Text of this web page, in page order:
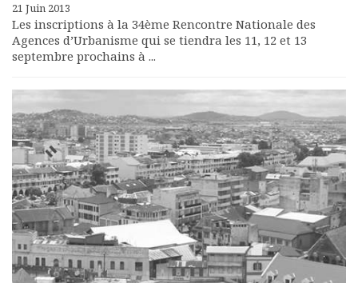
21 Juin 2013
Les inscriptions à la 34ème Rencontre Nationale des
Agences d’Urbanisme qui se tiendra les 11, 12 et 13
septembre prochains à ...